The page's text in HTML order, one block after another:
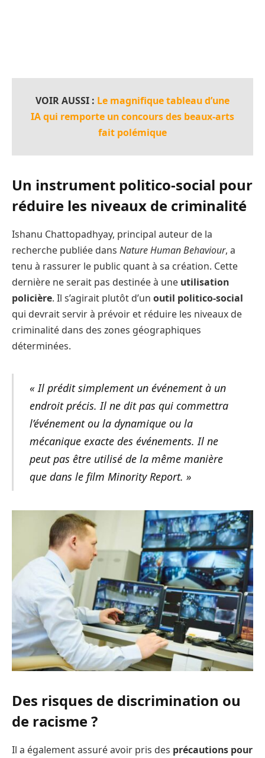
VOIR AUSSI : Le magnifique tableau d’une
IA qui remporte un concours des beaux-arts
fait polémique
Un instrument politico-social pour
réduire les niveaux de criminalité
Ishanu Chattopadhyay, principal auteur de la
recherche publiée dans Nature Human Behaviour, a
tenu à rassurer le public quant à sa création. Cette
dernière ne serait pas destinée à une utilisation
policière. Il s’agirait plutôt d’un outil politico-social
qui devrait servir à prévoir et réduire les niveaux de
criminalité dans des zones géographiques
déterminées.
« Il prédit simplement un événement à un
endroit précis. Il ne dit pas qui commettra
l’événement ou la dynamique ou la
mécanique exacte des événements. Il ne
peut pas être utilisé de la même manière
que dans le film Minority Report. »
Des risques de discrimination ou
de racisme ?
Il a également assuré avoir pris des précautions pour